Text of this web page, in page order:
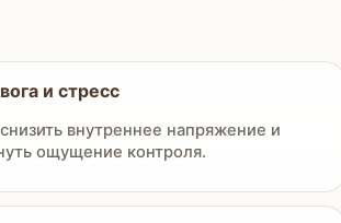
и стресс
внутреннее напряжение и
ощущение контроля.